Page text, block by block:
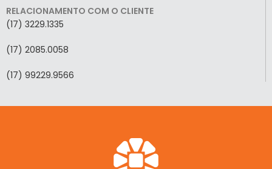
RELACIONAMENTO COM O CLIENTE
(17) 3229.1335
(17) 2085.0058
(17) 99229.9566